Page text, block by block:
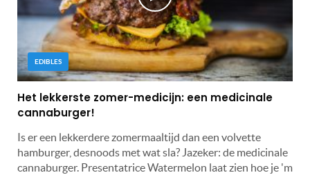
EDIBLES
Het lekkerste zomer-medicijn: een medicinale
cannaburger!
Is er een lekkerdere zomermaaltijd dan een volvette
hamburger, desnoods met wat sla? Jazeker: de medicinale
cannaburger. Presentatrice Watermelon laat zien hoe je 'm